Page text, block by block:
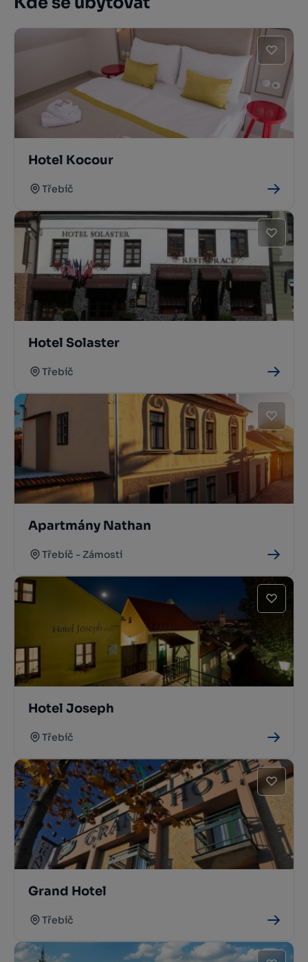
Hotel Kocour
Třebíč
Hotel Solaster
Třebíč
Apartmány Nathan
Třebíč - Zámostí
Hotel Joseph
Třebíč
Grand Hotel
Třebíč